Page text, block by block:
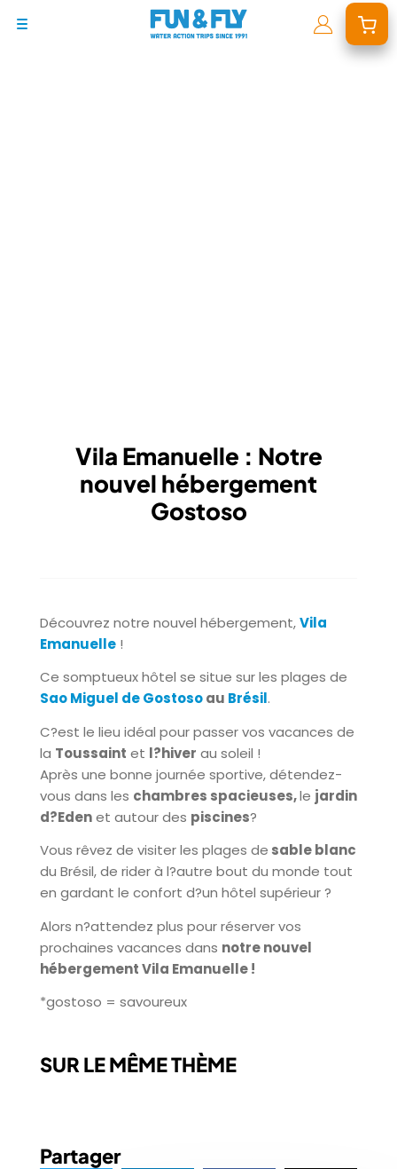
Vila Emanuelle : Notre
nouvel hébergement
Gostoso
Découvrez notre nouvel hébergement,Vila
Emanuelle !
Ce somptueux hôtel se situe sur les plages de
Sao Miguel de Gostosoau Brésil.
C?est le lieu idéal pour passer vos vacances de
la Toussaint et l?hiver au soleil !
Après une bonne journée sportive, détendez-
vous dans les chambres spacieuses,le jardin
d?Edenet autour des piscines?
Vous rêvez de visiter les plages de sable blanc
du Brésil, de rider à l?autre bout du monde tout
en gardant le confort d?un hôtel supérieur ?
Alors n?attendez plus pour réserver vos
prochaines vacances dans notre nouvel
hébergement Vila Emanuelle !
*gostoso = savoureux
SUR LE MÊME THÈME
Partager